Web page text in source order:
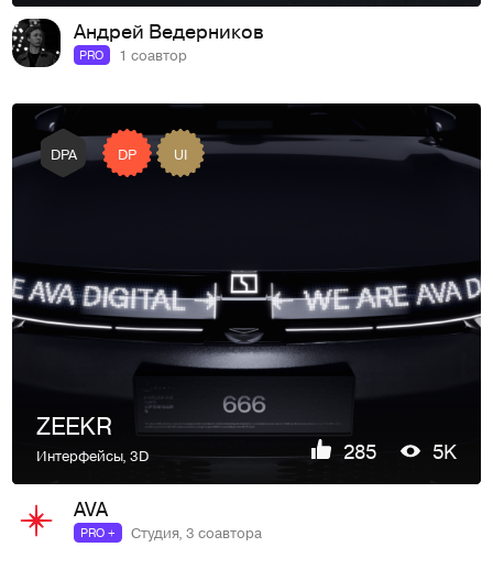
Андрей Ведерников
PRO 1 соавтор
DPA DP UI
ZEEKR
Интерфейсы,3D 285 5K
AVA
PRO + Студия, 3 соавтора